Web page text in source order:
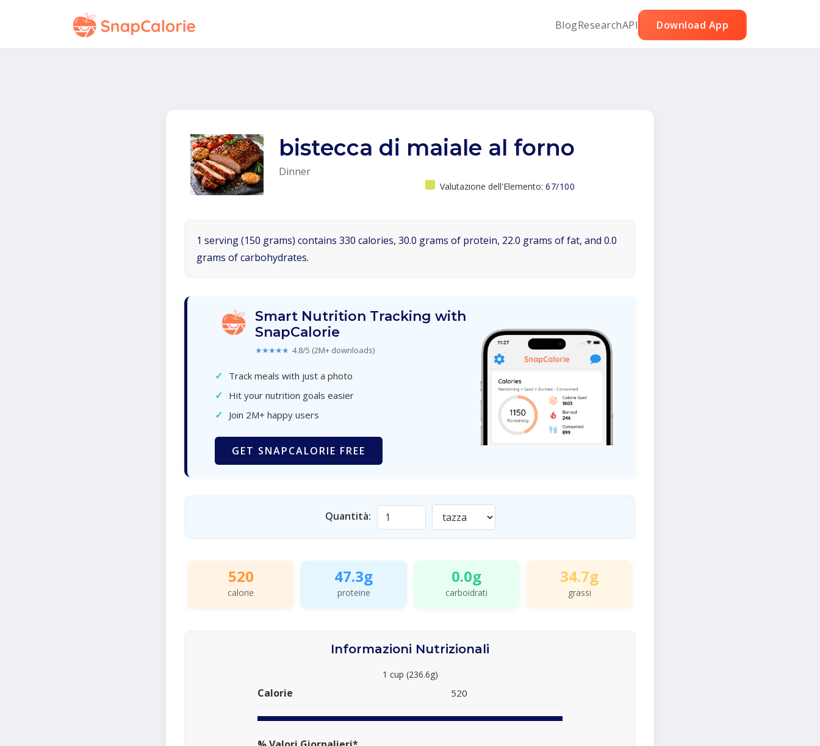
BlogResearchAPI Download App
bistecca di maiale al forno
Dinner
Valutazione dell'Elemento: 67/100
1 serving (150 grams) contains 330 calories, 30.0 grams of protein, 22.0 grams of fat, and 0.0
grams of carbohydrates.
Smart Nutrition Tracking with
SnapCalorie
★★★★★ 4.8/5 (2M+ downloads)
✓ Track meals with just a photo
✓ Hit your nutrition goals easier
✓ Join 2M+ happy users
GET SNAPCALORIE FREE
Quantità:
520
calorie
47.3g
proteine
0.0g
carboidrati
34.7g
grassi
Informazioni Nutrizionali
1 cup (236.6g)
Calorie 520